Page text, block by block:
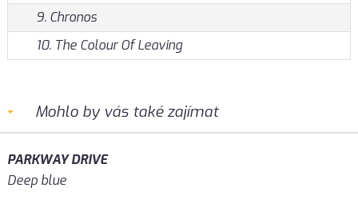
9. Chronos
10. The Colour Of Leaving
Mohlo by vás také zajímat
PARKWAY DRIVE
Deep blue